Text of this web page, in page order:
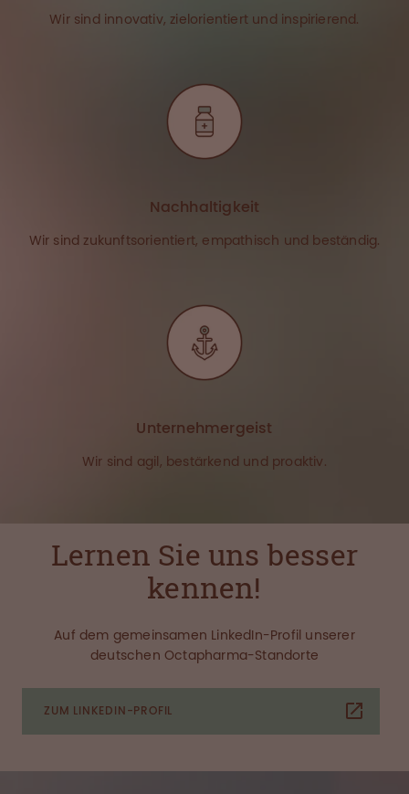
Wir sind innovativ, zielorientiert und inspirierend.
Nachhaltigkeit
Wir sind zukunftsorientiert, empathisch und beständig.
Unternehmergeist
Wir sind agil, bestärkend und proaktiv.
Lernen Sie uns besser
kennen!
Auf dem gemeinsamen LinkedIn-Profil unserer
deutschen Octapharma-Standorte
ZUM LINKEDIN-PROFIL